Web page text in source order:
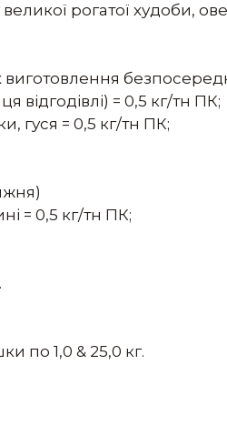
рогатої худоби,
виготовлення
відгодівлі) = 0,5 кг/тн ПК;
гуся = 0,5 кг/тн ПК;
= 0,5 кг/тн ПК;
по 1,0 & 25,0 кг.